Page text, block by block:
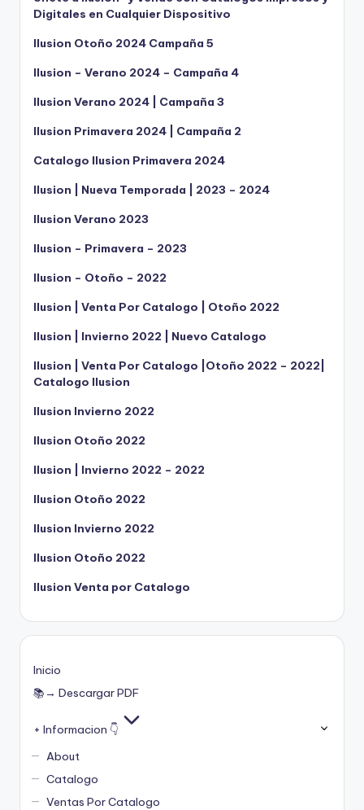
Digitales en Cualquier Dispositivo
Ilusion Otoño 2024 Campaña 5
Ilusion – Verano 2024 – Campaña 4
Ilusion Verano 2024 | Campaña 3
Ilusion Primavera 2024 | Campaña 2
Catalogo Ilusion Primavera 2024
Ilusion | Nueva Temporada | 2023 – 2024
Ilusion Verano 2023
Ilusion – Primavera – 2023
Ilusion – Otoño – 2022
Ilusion | Venta Por Catalogo | Otoño 2022
Ilusion | Invierno 2022 | Nuevo Catalogo
Ilusion | Venta Por Catalogo |Otoño 2022 – 2022|
Catalogo Ilusion
Ilusion Invierno 2022
Ilusion Otoño 2022
Ilusion | Invierno 2022 – 2022
Ilusion Otoño 2022
Ilusion Invierno 2022
Ilusion Otoño 2022
Ilusion Venta por Catalogo
Inicio
📚→ Descargar PDF
+ Informacion 👇
About
Catalogo
Ventas Por Catalogo